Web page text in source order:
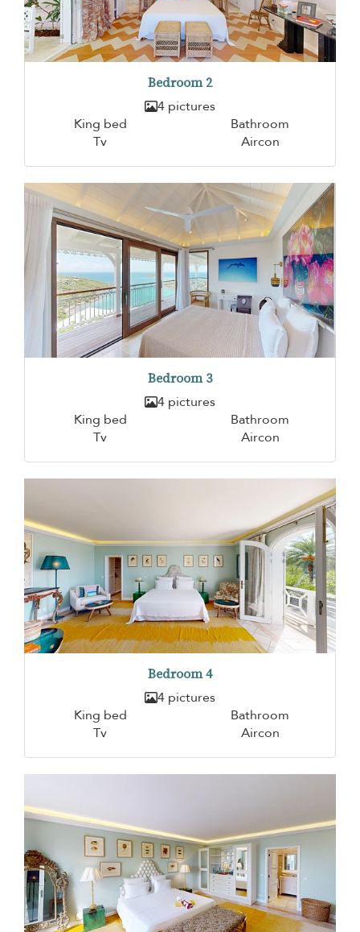
Bedroom 2
4 pictures
King bed
Bathroom
Tv
Aircon
Bedroom 3
4 pictures
King bed
Bathroom
Tv
Aircon
Bedroom 4
4 pictures
King bed
Bathroom
Tv
Aircon